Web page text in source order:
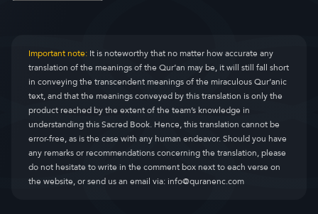
Important note:It is noteworthy that no matter how accurate any
translation of the meanings of the Qur’an may be, it will still fall short
in conveying the transcendent meanings of the miraculous Qur’anic
text, and that the meanings conveyed by this translation is only the
product reached by the extent of the team’s knowledge in
understanding this Sacred Book. Hence, this translation cannot be
error-free, as is the case with any human endeavor. Should you have
any remarks or recommendations concerning the translation, please
do not hesitate to write in the comment box next to each verse on
the website, or send us an email via:info@quranenc.com